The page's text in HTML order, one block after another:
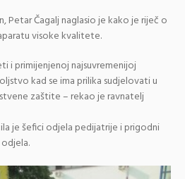
Petar Čagalj naglasio je kako je riječ o
visoke kvalitete.
i primijenjenoj najsuvremenijoj
kad se ima prilika sudjelovati u
zaštite – rekao je ravnatelj
je šefici odjela pedijatrije i prigodni